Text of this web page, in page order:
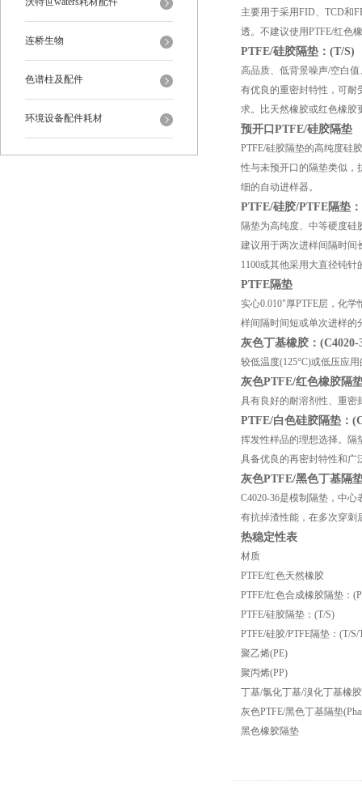
连桥生物
色谱柱及配件
环境设备配件耗材
主要用于采用FID、TCD和
透。不建议使用PTFE/红色
PTFE/硅胶隔垫：(T/S)
高品质、低背景噪声/空白
有优良的重密封特性，可耐
求。比天然橡胶或红色橡胶
预开口PTFE/硅胶隔垫
PTFE/硅胶隔垫的高纯度硅
性与未预开口的隔垫类似，
细的自动进样器。
PTFE/硅胶/PTFE隔垫
隔垫为高纯度、中等硬度硅
建议用于两次进样间隔时间
1100或其他采用大直径钝针
PTFE隔垫
实心0.010"厚PTFE层，化
样间隔时间短或单次进样的
灰色丁基橡胶：(C4020-
较低温度(125°C)或低压应
灰色PTFE/红色橡胶隔
具有良好的耐溶剂性、重密
PTFE/白色硅胶隔垫：
挥发性样品的理想选择。隔
具备优良的再密封特性和广
灰色PTFE/黑色丁基隔
C4020-36是模制隔垫，中
有抗掉渣性能，在多次穿刺
热稳定性表
材质
PTFE/红色天然橡胶
PTFE/红色合成橡胶隔垫：
PTFE/硅胶隔垫：(T/S)
PTFE/硅胶/PTFE隔垫：(T/S/
聚乙烯(PE)
聚丙烯(PP)
丁基/氯化丁基/溴化丁基橡
灰色PTFE/黑色丁基隔垫
黑色橡胶隔垫